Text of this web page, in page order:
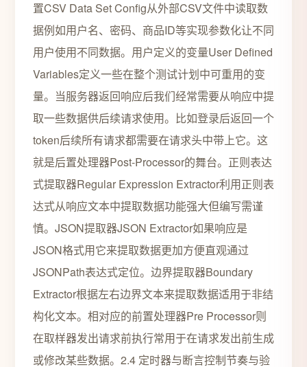
置CSV Data Set Config从外部CSV文件中读取数
据例如用户名、密码、商品ID等实现参数化让不同
用户使用不同数据。用户定义的变量User Defined
Variables定义一些在整个测试计划中可重用的变
量。当服务器返回响应后我们经常需要从响应中提
取一些数据供后续请求使用。比如登录后返回一个
token后续所有请求都需要在请求头中带上它。这
就是后置处理器Post-Processor的舞台。正则表达
式提取器Regular Expression Extractor利用正则表
达式从响应文本中提取数据功能强大但编写需谨
慎。JSON提取器JSON Extractor如果响应是
JSON格式用它来提取数据更加方便直观通过
JSONPath表达式定位。边界提取器Boundary
Extractor根据左右边界文本来提取数据适用于非结
构化文本。相对应的前置处理器Pre Processor则
在取样器发出请求前执行常用于在请求发出前生成
或修改某些数据。2.4 定时器与断言控制节奏与验